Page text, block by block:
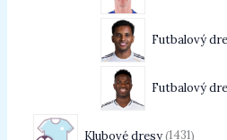
Futbalový
Futbalový
Klubové dresy 1431